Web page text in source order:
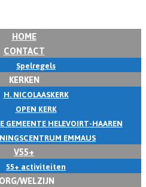
HOME
CONTACT
Spelregels
KERKEN
H. NICOLAASKERK
OPEN KERK
GEMEENTE HELEVOIRT-HAAREN
EMMAUS
V55+
55+ activiteiten
WELZIJN